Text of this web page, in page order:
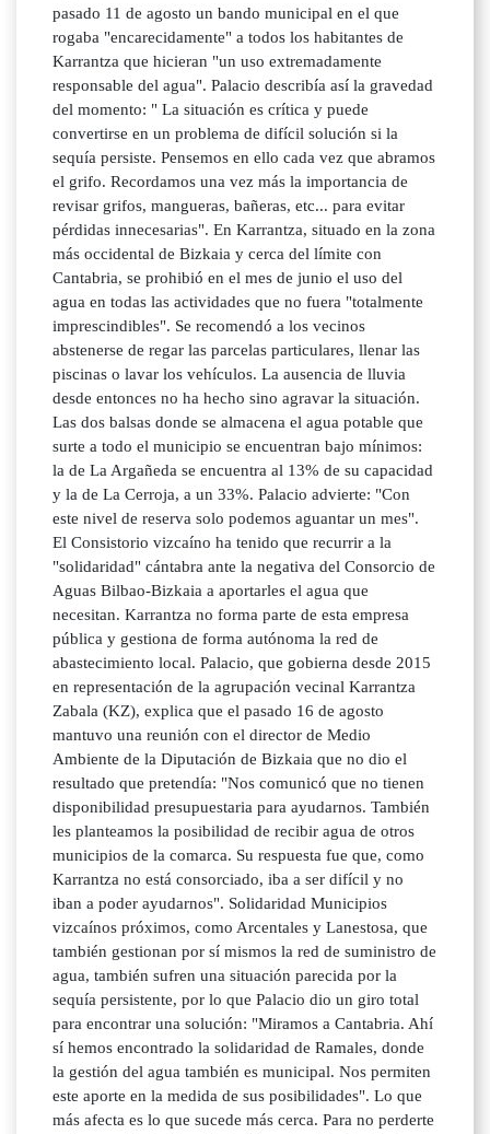
pasado 11 de agosto un bando municipal en el que
rogaba "encarecidamente" a todos los habitantes de
Karrantza que hicieran "un uso extremadamente
responsable del agua". Palacio describía así la gravedad
del momento: " La situación es crítica y puede
convertirse en un problema de difícil solución si la
sequía persiste. Pensemos en ello cada vez que abramos
el grifo. Recordamos una vez más la importancia de
revisar grifos, mangueras, bañeras, etc... para evitar
pérdidas innecesarias". En Karrantza, situado en la zona
más occidental de Bizkaia y cerca del límite con
Cantabria, se prohibió en el mes de junio el uso del
agua en todas las actividades que no fuera "totalmente
imprescindibles". Se recomendó a los vecinos
abstenerse de regar las parcelas particulares, llenar las
piscinas o lavar los vehículos. La ausencia de lluvia
desde entonces no ha hecho sino agravar la situación.
Las dos balsas donde se almacena el agua potable que
surte a todo el municipio se encuentran bajo mínimos:
la de La Argañeda se encuentra al 13% de su capacidad
y la de La Cerroja, a un 33%. Palacio advierte: "Con
este nivel de reserva solo podemos aguantar un mes".
El Consistorio vizcaíno ha tenido que recurrir a la
"solidaridad" cántabra ante la negativa del Consorcio de
Aguas Bilbao-Bizkaia a aportarles el agua que
necesitan. Karrantza no forma parte de esta empresa
pública y gestiona de forma autónoma la red de
abastecimiento local. Palacio, que gobierna desde 2015
en representación de la agrupación vecinal Karrantza
Zabala (KZ), explica que el pasado 16 de agosto
mantuvo una reunión con el director de Medio
Ambiente de la Diputación de Bizkaia que no dio el
resultado que pretendía: "Nos comunicó que no tienen
disponibilidad presupuestaria para ayudarnos. También
les planteamos la posibilidad de recibir agua de otros
municipios de la comarca. Su respuesta fue que, como
Karrantza no está consorciado, iba a ser difícil y no
iban a poder ayudarnos". Solidaridad Municipios
vizcaínos próximos, como Arcentales y Lanestosa, que
también gestionan por sí mismos la red de suministro de
agua, también sufren una situación parecida por la
sequía persistente, por lo que Palacio dio un giro total
para encontrar una solución: "Miramos a Cantabria. Ahí
sí hemos encontrado la solidaridad de Ramales, donde
la gestión del agua también es municipal. Nos permiten
este aporte en la medida de sus posibilidades". Lo que
más afecta es lo que sucede más cerca. Para no perderte